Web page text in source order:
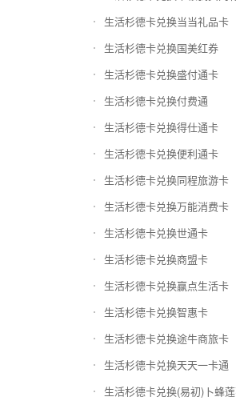
生活杉德卡兑换当当礼品卡
生活杉德卡兑换国美红券
生活杉德卡兑换盛付通卡
生活杉德卡兑换付费通
生活杉德卡兑换得仕通卡
生活杉德卡兑换便利通卡
生活杉德卡兑换同程旅游卡
生活杉德卡兑换万能消费卡
生活杉德卡兑换世通卡
生活杉德卡兑换商盟卡
生活杉德卡兑换赢点生活卡
生活杉德卡兑换智惠卡
生活杉德卡兑换途牛商旅卡
生活杉德卡兑换天天一卡通